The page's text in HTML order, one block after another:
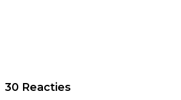
30 Reacties